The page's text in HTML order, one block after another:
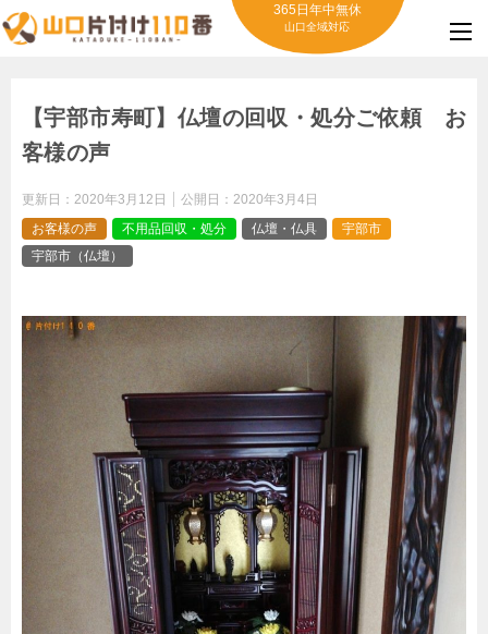
365日年中無休
山口全域対応
【宇部市寿町】仏壇の回収・処分ご依頼 お
客様の声
更新日： 2020年3月12日 公開日： 2020年3月4日
お客様の声
不用品回収・処分 仏壇・仏具
宇部市
宇部市（仏壇）